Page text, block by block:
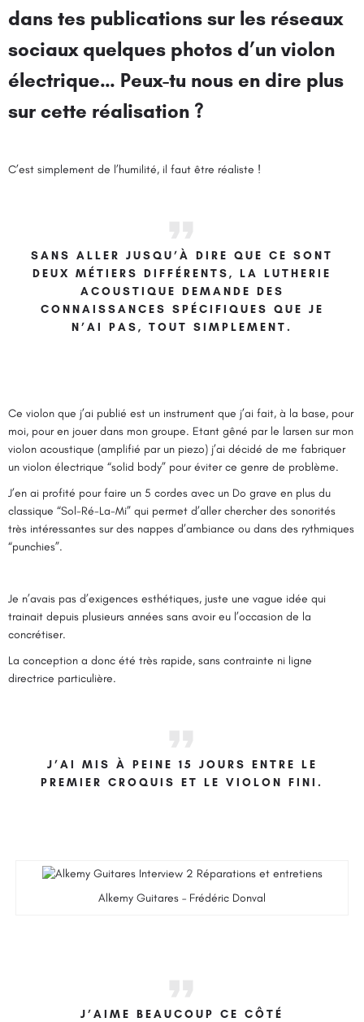
dans tes publications sur les réseaux
sociaux quelques photos d’un violon
électrique… Peux-tu nous en dire plus
sur cette réalisation ?
C’est simplement de l’humilité, il faut être réaliste !
SANS ALLER JUSQU’À DIRE QUE CE SONT
DEUX MÉTIERS DIFFÉRENTS, LA LUTHERIE
ACOUSTIQUE DEMANDE DES
CONNAISSANCES SPÉCIFIQUES QUE JE
N’AI PAS, TOUT SIMPLEMENT.
Ce violon que j’ai publié est un instrument que j’ai fait, à la base, pour
moi, pour en jouer dans mon groupe. Etant gêné par le larsen sur mon
violon acoustique (amplifié par un piezo) j’ai décidé de me fabriquer
un violon électrique “solid body” pour éviter ce genre de problème.
J’en ai profité pour faire un 5 cordes avec un Do grave en plus du
classique “Sol-Ré-La-Mi” qui permet d’aller chercher des sonorités
très intéressantes sur des nappes d’ambiance ou dans des rythmiques
“punchies”.
Je n’avais pas d’exigences esthétiques, juste une vague idée qui
trainait depuis plusieurs années sans avoir eu l’occasion de la
concrétiser.
La conception a donc été très rapide, sans contrainte ni ligne
directrice particulière.
J’AI MIS À PEINE 15 JOURS ENTRE LE
PREMIER CROQUIS ET LE VIOLON FINI.
Alkemy Guitares – Frédéric Donval
J’AIME BEAUCOUP CE CÔTÉ